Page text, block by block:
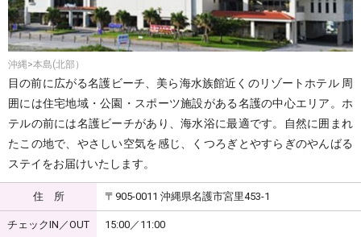
沖縄>本島(北部）
目の前に広がる名護ビーチ、美ら海水族館近くのリゾートホテル 周
囲には住宅地域・公園・スポーツ施設がある名護の中心エリア。ホ
テルの前には名護ビーチがあり、海水浴に最適です。自然に囲まれ
たこの地で、やさしい空気を感じ、くつろぎとやすらぎのやんばる
ステイをお届けいたします。
住 所 〒905-0011 沖縄県名護市宮里453-1
チェックIN／OUT 15:00／11:00